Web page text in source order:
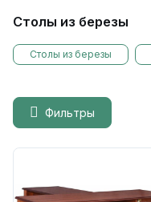
Столы из березы
Столы из березы
Фильтры